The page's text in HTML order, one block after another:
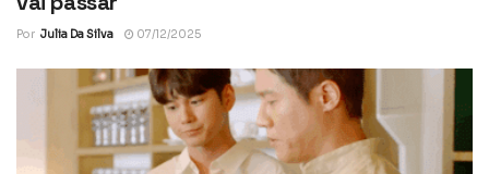
Por Julia Da Silva 07/12/2025